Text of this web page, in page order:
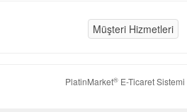
Müşteri Hizmetleri
PlatinMarket®E-Ticaret Sistemi